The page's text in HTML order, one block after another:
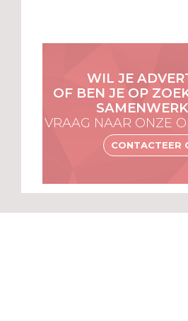
WIL JE
OF BEN JE OP
VRAAG NAAR ONZE
CONTACTEER